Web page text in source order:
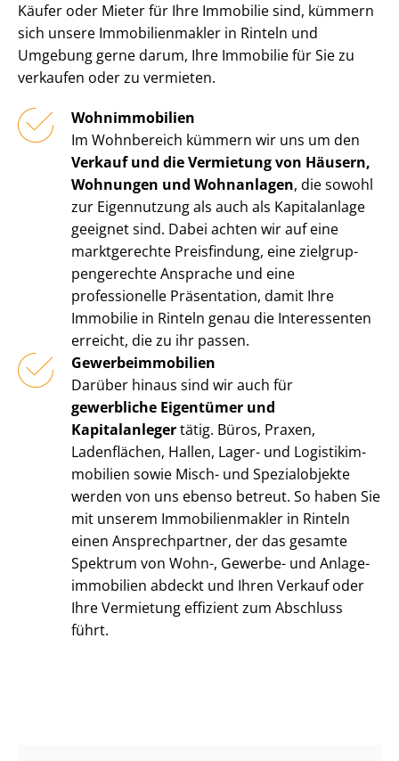
Käufer oder Mieter für Ihre Immobilie sind, kümmern
sich unsere Im­mo­bi­li­en­mak­ler in Rinteln und
Umgebung gerne darum, Ihre Immobilie für Sie zu
verkaufen oder zu vermieten.
Wohnimmobilien
Im Wohnbereich kümmern wir uns um den
Verkauf und die Vermietung von Häusern,
Wohnungen und Wohnanlagen, die sowohl
zur Eigennutzung als auch als Kapitalanlage
geeignet sind. Dabei achten wir auf eine
marktgerechte Preisfindung, eine ziel­grup­
pen­ge­rech­te Ansprache und eine
professionelle Präsentation, damit Ihre
Immobilie in Rinteln genau die Interessenten
erreicht, die zu ihr passen.
Ge­wer­be­im­mo­bi­li­en
Darüber hinaus sind wir auch für
gewerbliche Eigentümer und
Kapitalanlegertätig. Büros, Praxen,
Ladenflächen, Hallen, Lager- und Lo­gis­tik­im­
mo­bi­li­en sowie Misch- und Spezialobjekte
werden von uns ebenso betreut. So haben Sie
mit unserem Im­mo­bi­li­en­mak­ler in Rinteln
einen Ansprechpartner, der das gesamte
Spektrum von Wohn-, Gewerbe- und An­la­ge­
im­mo­bi­li­en abdeckt und Ihren Verkauf oder
Ihre Vermietung effizient zum Abschluss
führt.